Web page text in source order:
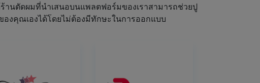
นตัดผมที่นำเสนอบนแพลตฟอร์มของเราสามารถช่วยปู
งคุณเองได้โดยไม่ต้องมีทักษะในการออกแบบ